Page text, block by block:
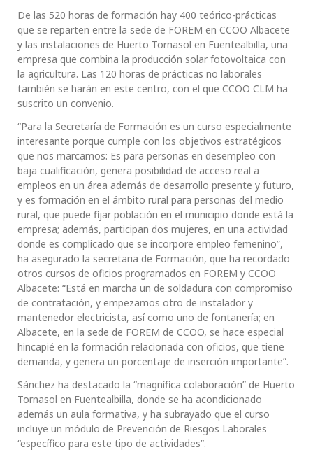
De las 520 horas de formación hay 400 teórico-prácticas
que se reparten entre la sede de FOREM en CCOO Albacete
y las instalaciones de Huerto Tornasol en Fuentealbilla, una
empresa que combina la producción solar fotovoltaica con
la agricultura. Las 120 horas de prácticas no laborales
también se harán en este centro, con el que CCOO CLM ha
suscrito un convenio.
“Para la Secretaría de Formación es un curso especialmente
interesante porque cumple con los objetivos estratégicos
que nos marcamos: Es para personas en desempleo con
baja cualificación, genera posibilidad de acceso real a
empleos en un área además de desarrollo presente y futuro,
y es formación en el ámbito rural para personas del medio
rural, que puede fijar población en el municipio donde está la
empresa; además, participan dos mujeres, en una actividad
donde es complicado que se incorpore empleo femenino”,
ha asegurado la secretaria de Formación, que ha recordado
otros cursos de oficios programados en FOREM y CCOO
Albacete: “Está en marcha un de soldadura con compromiso
de contratación, y empezamos otro de instalador y
mantenedor electricista, así como uno de fontanería; en
Albacete, en la sede de FOREM de CCOO, se hace especial
hincapié en la formación relacionada con oficios, que tiene
demanda, y genera un porcentaje de inserción importante”.
Sánchez ha destacado la “magnífica colaboración” de Huerto
Tornasol en Fuentealbilla, donde se ha acondicionado
además un aula formativa, y ha subrayado que el curso
incluye un módulo de Prevención de Riesgos Laborales
“específico para este tipo de actividades”.